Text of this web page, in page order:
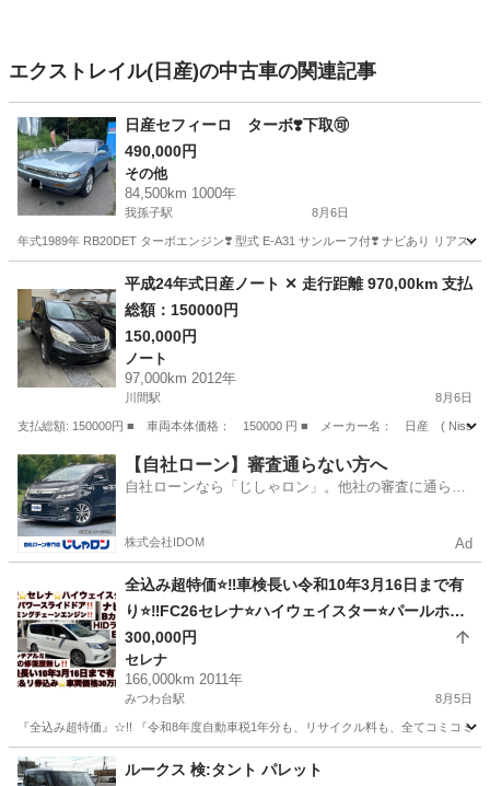
エクストレイル(日産)の中古車の関連記事
日産セフィーロ ターボ❣️下取🉑
490,000円
その他
84,500km 1000年
我孫子駅 8月6日
年式1989年 RB20DET ターボエンジン❣️ 型式 E-A31 サンルーフ付❣️ ナビあり リアスポ
我孫子駅 その他
平成24年式日産ノート ✕ 走行距離 970,00km 支払
総額：150000円
150,000円
ノート
97,000km 2012年
川間駅 8月6日
支払総額: 150000円 ■ 車両本体価格： 150000 円 ■ メーカー名： 日産 (
千葉 野田市 川間駅 ノート
【自社ローン】審査通らない方へ
自社ローンなら「じしゃロン」。他社の審査に通らな
株式会社IDOM Ad
全込み超特価⭐️‼️車検長い令和10年3月16日まで有
り⭐️‼️FC26セレナ⭐️ハイウェイスター⭐️パールホワ
イト⭐️両側パワースライドドア⭐️carrozzeriaナビ⭐️
フルセグTV⭐️Bluetoothオーディオ⭐️バックカメラ
⭐️ETC⭐️HID⭐️フォグ⭐️17インチアルミ⭐️スマートキ
ー名変サービス⭐️‼️激安早い者勝ち⭐️‼️
300,000円
セレナ
166,000km 2011年
みつわ台駅 8月5日
『全込み超特価』☆!! 『令和8年度自動車税1年分も、リサイクル料も、全てコミコ
千葉 千葉市 みつわ台駅 セレナ
ルークス 検:タント パレット